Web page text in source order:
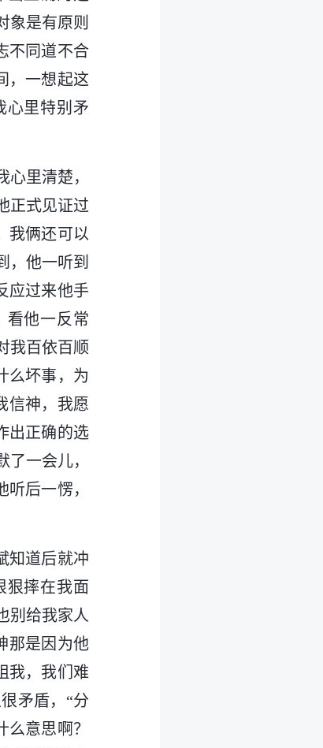
象是有原则
不同道不合
，一想起这
心里特别矛
里清楚，
正式见证过
我俩还可以
，他一听到
应过来他手
看他一反常
我百依百顺
么坏事，为
信神，我愿
出正确的选
一会儿，
后一愣，
知道后就冲
狠摔在我面
别给我家人
那是因为他
我，我们难
矛盾，“分
意思啊？